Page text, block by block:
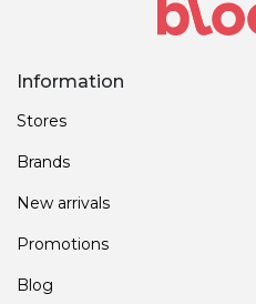
Information
Stores
Brands
New arrivals
Promotions
Blog